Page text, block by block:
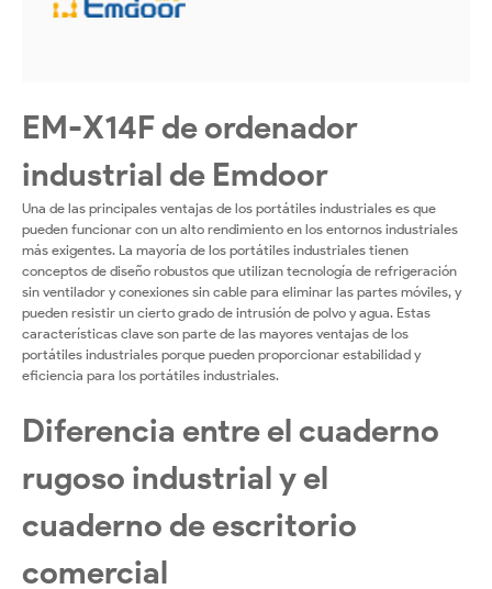
EM-X14F de ordenador
industrial de Emdoor
Una de las principales ventajas de los portátiles industriales es que
pueden funcionar con un alto rendimiento en los entornos industriales
más exigentes. La mayoría de los portátiles industriales tienen
conceptos de diseño robustos que utilizan tecnología de refrigeración
sin ventilador y conexiones sin cable para eliminar las partes móviles, y
pueden resistir un cierto grado de intrusión de polvo y agua. Estas
características clave son parte de las mayores ventajas de los
portátiles industriales porque pueden proporcionar estabilidad y
eficiencia para los portátiles industriales.
Diferencia entre el cuaderno
rugoso industrial y el
cuaderno de escritorio
comercial